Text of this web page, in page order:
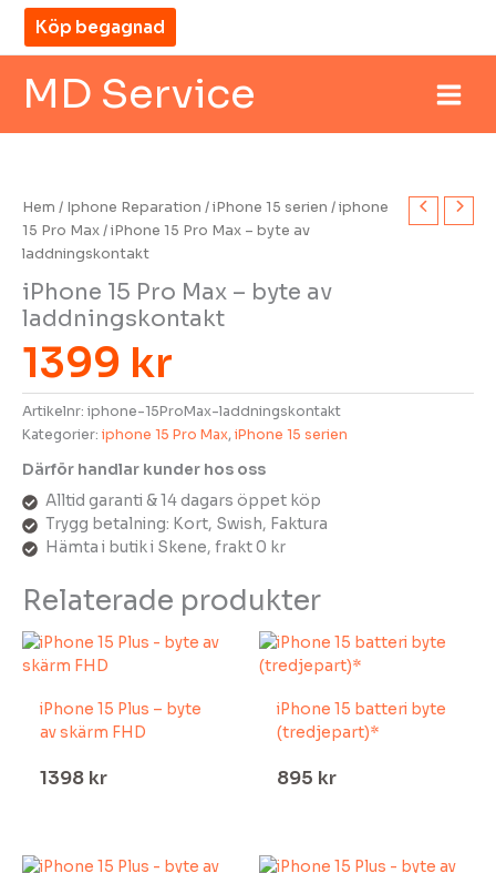
Hoppa
innehåll
Köp begagnad
MD Service
Hem / Iphone Reparation /iPhone 15 serien /iphone
15 Pro Max/ iPhone 15 Pro Max – byte av
laddningskontakt
iPhone 15 Pro Max – byte av
laddningskontakt
1399 kr
Artikelnr: iphone-15ProMax-laddningskontakt
Kategorier: iphone 15 Pro Max, iPhone 15 serien
Därför handlar kunder hos oss
Alltid garanti & 14 dagars öppet köp
Trygg betalning: Kort, Swish, Faktura
Hämta i butik i Skene, frakt 0 kr
Relaterade produkter
iPhone 15 Plus – byte
av skärm FHD
1398 kr
iPhone 15 batteri byte
(tredjepart)*
895 kr
MD Service